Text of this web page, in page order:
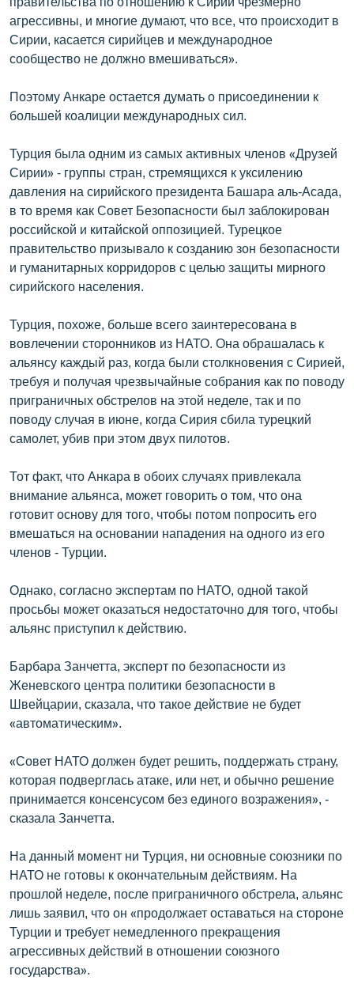
агрессивны, и многие думают, что все, что происходит в
Сирии, касается сирийцев и международное
сообщество не должно вмешиваться».
Поэтому Анкаре остается думать о присоединении к
большей коалиции международных сил.
Турция была одним из самых активных членов «Друзей
Сирии» - группы стран, стремящихся к уксилению
давления на сирийского президента Башара аль-Асада,
в то время как Совет Безопасности был заблокирован
российской и китайской оппозицией. Турецкое
правительство призывало к созданию зон безопасности
и гуманитарных корридоров с целью защиты мирного
сирийского населения.
Турция, похоже, больше всего заинтересована в
вовлечении сторонников из НАТО. Она обрашалась к
альянсу каждый раз, когда были столкновения с Сирией,
требуя и получая чрезвычайные собрания как по поводу
приграничных обстрелов на этой неделе, так и по
поводу случая в июне, когда Сирия сбила турецкий
самолет, убив при этом двух пилотов.
Тот факт, что Анкара в обоих случаях привлекала
внимание альянса, может говорить о том, что она
готовит основу для того, чтобы потом попросить его
вмешаться на основании нападения на одного из его
членов - Турции.
Однако, согласно экспертам по НАТО, одной такой
просьбы может оказаться недостаточно для того, чтобы
альянс приступил к действию.
Барбара Занчетта, эксперт по безопасности из
Женевского центра политики безопасности в
Швейцарии, сказала, что такое действие не будет
«автоматическим».
«Совет НАТО должен будет решить, поддержать страну,
которая подверглась атаке, или нет, и обычно решение
принимается консенсусом без единого возражения», -
сказала Занчетта.
На данный момент ни Турция, ни основные союзники по
НАТО не готовы к окончательным действиям. На
прошлой неделе, после приграничного обстрела, альянс
лишь заявил, что он «продолжает оставаться на стороне
Турции и требует немедленного прекращения
агрессивных действий в отношении союзного
государства».